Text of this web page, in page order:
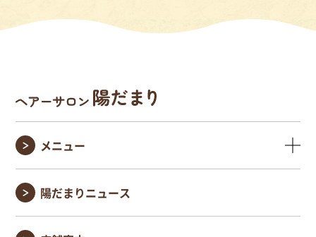
メニュー
陽だまりニュース